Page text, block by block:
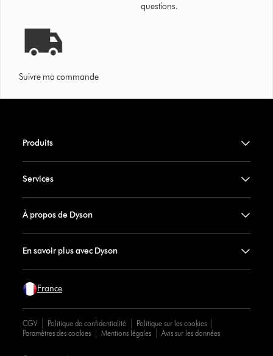
questions.
Suivre ma commande
Produits
Services
À propos de Dyson
En savoir plus avec Dyson
France
CGV Politique de confidentialité
Politique sur les cookies
Paramètres des cookies
Mentions légales Avis sur les données